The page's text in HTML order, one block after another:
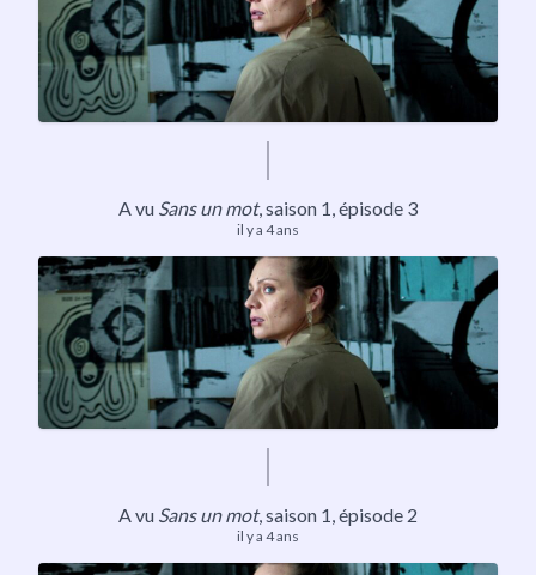
A vu Sans un mot,saison 1, épisode 3
il y a 4 ans
A vu Sans un mot,saison 1, épisode 2
il y a 4 ans